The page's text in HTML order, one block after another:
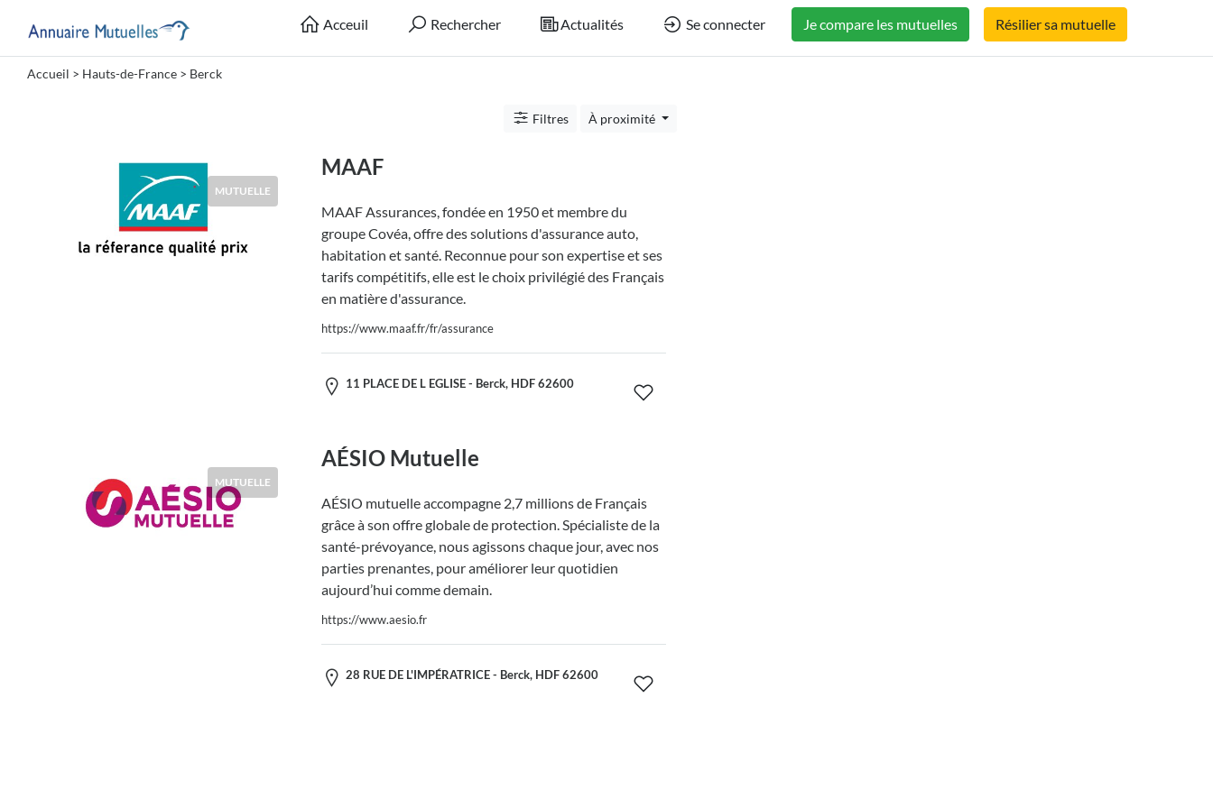
Acceuil Rechercher Actualités Se connecter Je compare les mutuelles Résilier sa mutuelle
Accueil > Hauts-de-France > Berck
Filtres À proximité
MUTUELLE
MAAF
MAAF Assurances, fondée en 1950 et membre du
groupe Covéa, offre des solutions d'assurance auto,
habitation et santé. Reconnue pour son expertise et ses
tarifs compétitifs, elle est le choix privilégié des Français
en matière d'assurance.
https://www.maaf.fr/fr/assurance
11 PLACE DE L EGLISE - Berck, HDF 62600
MUTUELLE
AÉSIO Mutuelle
AÉSIO mutuelle accompagne 2,7 millions de Français
grâce à son offre globale de protection. Spécialiste de la
santé-prévoyance, nous agissons chaque jour, avec nos
parties prenantes, pour améliorer leur quotidien
aujourd’hui comme demain.
https://www.aesio.fr
28 RUE DE L'IMPÉRATRICE - Berck, HDF 62600